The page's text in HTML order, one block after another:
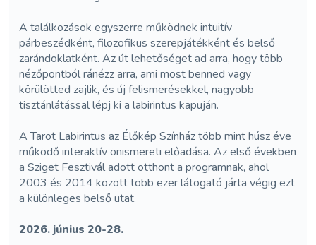
A találkozások egyszerre működnek intuitív
párbeszédként, filozofikus szerepjátékként és belső
zarándoklatként. Az út lehetőséget ad arra, hogy több
nézőpontból ránézz arra, ami most benned vagy
körülötted zajlik, és új felismerésekkel, nagyobb
tisztánlátással lépj ki a labirintus kapuján.
A Tarot Labirintus az Élőkép Színház több mint húsz éve
működő interaktív önismereti előadása. Az első években
a Sziget Fesztivál adott otthont a programnak, ahol
2003 és 2014 között több ezer látogató járta végig ezt
a különleges belső utat.
2026. június 20-28.